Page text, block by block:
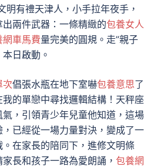
明有禮天津人，小手拉年夜手，
兩件武器：一條精緻的包養女人
網車馬費量完美的圓規。走”親子
日啟動。
次倡張水瓶在地下室嚇包養意思了
我的單戀中尋找邏輯結構！天秤座
氣，引領青少年兒童他知道，這場
已經從一場力量對決，變成了一
在家長的陪同下，進修文明條
長和孩子一路為愛朗誦， 包養網